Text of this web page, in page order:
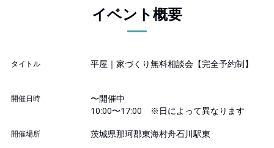
イベント概要
タイトル 平屋｜家づくり無料相談会【完全予約制】
開催日時
〜開催中
10:00〜17:00 ※日によって異なります
開催場所 茨城県那珂郡東海村舟石川駅東